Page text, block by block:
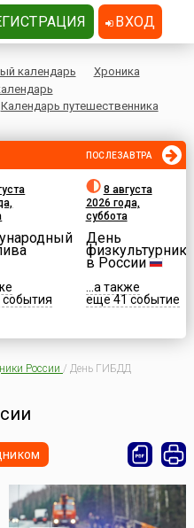
календарь
Хроника
Календарь путешественника
ПОСЛЕЗАВТРА
8 августа
2026 года,
суббота
День
физкультурника
в России
...а также
еще 41 событие
России / День ГИБДД
ВХОД